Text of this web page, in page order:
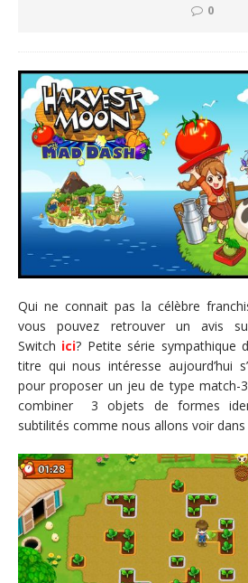
0
Qui ne connait pas la célèbre
vous pouvez retrouver un avis
Switch ici? Petite série sympathique
titre qui nous intéresse aujourd’hui
pour proposer un jeu de type match-
combiner 3 objets de formes
subtilités comme nous allons voir